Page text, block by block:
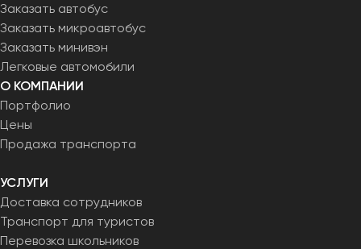
Заказать автобус
Заказать микроавтобус
Заказать минивэн
Легковые автомобили
О КОМПАНИИ
Портфолио
Цены
Продажа транспорта
УСЛУГИ
Доставка сотрудников
Транспорт для туристов
Перевозка школьников